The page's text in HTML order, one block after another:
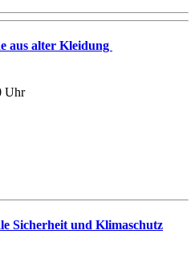
aus alter Kleidung
Uhr
Sicherheit und Klimaschutz